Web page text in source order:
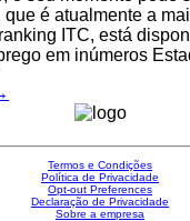
é atualmente a
ITC, está
em inúmeros
Termos e Condições
Política de Privacidade
Opt-out Preferences
Declaração de Privacidade
Sobre a empresa